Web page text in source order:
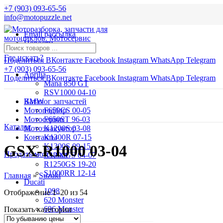
+7 (903) 093-65-56
info@motopuzzle.net
Email рассылка
Новости
Поделиться ВКонтакте Facebook Instagram WhatsApp Telegram
+7 (903) 093-65-56
Поделиться ВКонтакте Facebook Instagram WhatsApp Telegram
Где искать?
Aprilia
Mana 850 GT
RSV1000 04-10
BMW
F650CS 00-05
F650ST 96-03
K1200S 03-08
K1300R 07-15
K1300S 09-15
R1200GS 04-07
R1250GS 19-20
S1000RR 12-14
Ducati
1098
620 Monster
696 Monster
749
Каталог запчастей
Мотоподбор
Мотосервис
Мотоэвакуатор
Контакты
Продать мотоцикл
Каталог
GSX-R1000 03-04
Главная »Suzuki
Отображение 1–20 из 54
Показать категории